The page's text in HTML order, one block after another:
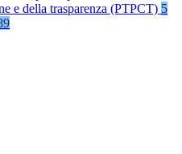
e della trasparenza (PTPCT) 5